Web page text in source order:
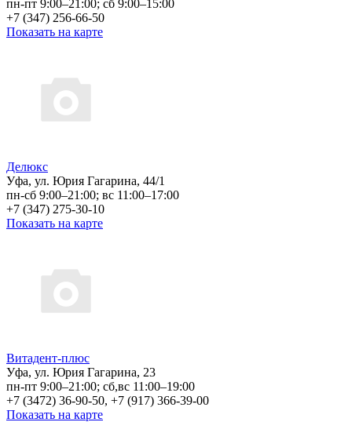
пн-пт 9:00–21:00; сб 9:00–15:00
+7 (347) 256-66-50
Показать на карте
Делюкс
Уфа, ул. Юрия Гагарина, 44/1
пн-сб 9:00–21:00; вс 11:00–17:00
+7 (347) 275-30-10
Показать на карте
Витадент-плюс
Уфа, ул. Юрия Гагарина, 23
пн-пт 9:00–21:00; сб,вс 11:00–19:00
+7 (3472) 36-90-50, +7 (917) 366-39-00
Показать на карте